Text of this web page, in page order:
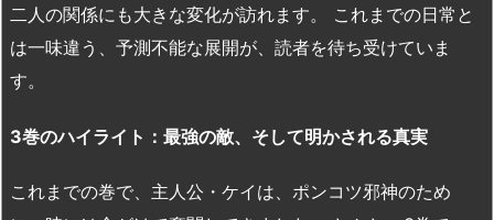
二人の関係にも大きな変化が訪れます。 これまでの日常と
は一味違う、予測不能な展開が、読者を待ち受けていま
す。
3巻のハイライト：最強の敵、そして明かされる真実
これまでの巻で、主人公・ケイは、ポンコツ邪神のため